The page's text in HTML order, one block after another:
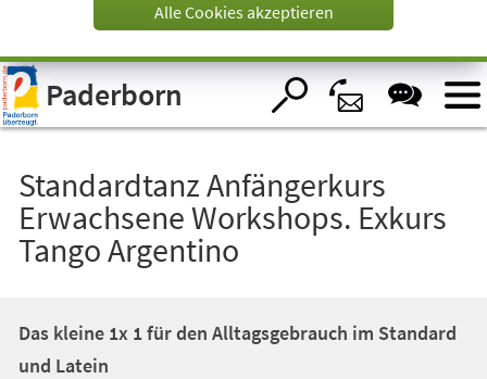
Visuelle
Assistenzsoftware
öffnen.
Alle Cookies akzeptieren
Paderborn
Standardtanz Anfängerkurs
Erwachsene Workshops. Exkurs
Tango Argentino
Das kleine 1x 1 für den Alltagsgebrauch im Standard
und Latein